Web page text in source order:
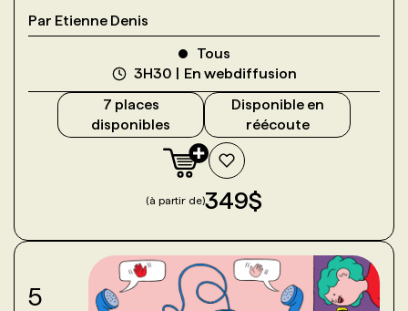
Par Etienne Denis
Tous
3H30
En webdiffusion
7 places
disponibles
Disponible en
réécoute
(à partir de)349$
5